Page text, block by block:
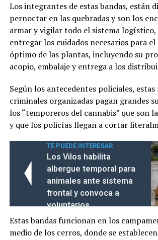
Los integrantes de estas bandas, están
pernoctar en las quebradas y son los
armar y vigilar todo el sistema logístico,
entregar los cuidados necesarios para
óptimo de las plantas, incluyendo su
acopio, embalaje y entrega a los
Según los antecedentes policiales, estas
criminales organizadas pagan grandes
los “temporeros del cannabis” que son
y que los policías llegan a cortar
TE PUEDE INTERESAR
Los Vilos habilita
albergue temporal para
animales ante sistema
frontal y convoca a
voluntarios
Estas bandas funcionan en los
medio de los cerros, donde se